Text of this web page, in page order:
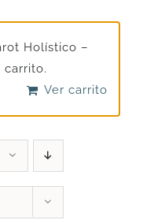
Holístico –
carrito.
Ver carrito